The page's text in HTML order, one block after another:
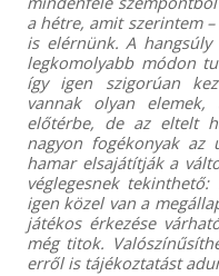
a hétre, amit szerintem
is elérnünk. A
legkomolyabb módon
így igen szigorúan
vannak olyan
előtérbe, de az eltelt
nagyon fogékonyak
hamar elsajátítják a
véglegesnek
igen közel van a
játékos érkezése
még titok.
erről is tájékoztatást